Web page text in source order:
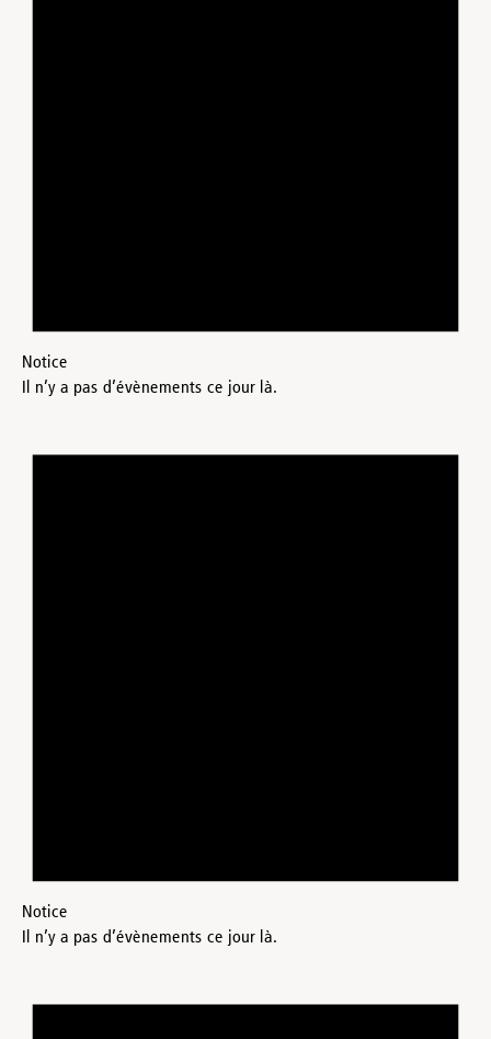
Notice
Il n’y a pas d’évènements ce jour là.
Notice
Il n’y a pas d’évènements ce jour là.